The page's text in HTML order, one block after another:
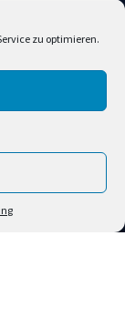
zu optimieren.